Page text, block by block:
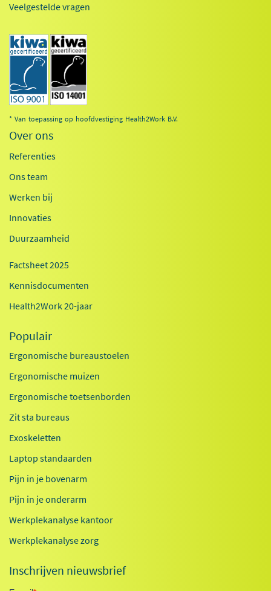
Veelgestelde vragen
* Van toepassing op hoofdvestiging Health2Work B.V.
Over ons
Referenties
Ons team
Werken bij
Innovaties
Duurzaamheid
Factsheet 2025
Kennisdocumenten
Health2Work 20-jaar
Populair
Ergonomische bureaustoelen
Ergonomische muizen
Ergonomische toetsenborden
Zit sta bureaus
Exoskeletten
Laptop standaarden
Pijn in je bovenarm
Pijn in je onderarm
Werkplekanalyse kantoor
Werkplekanalyse zorg
Inschrijven nieuwsbrief